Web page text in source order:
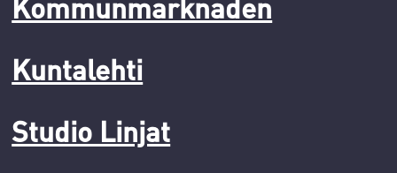
Kuntalehti
Studio Linjat